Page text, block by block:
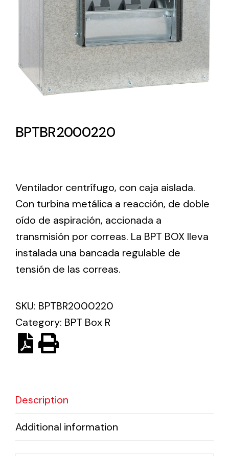
Lighting and Electrical
Equipment
Complete solutions in lighting and electrical
material for each project and need
ventilación industriales
Ventilation
different uses
Variedad de soluciones solares para todo tipo
BPTBR2000220
Ventilador centrífugo, con caja aislada.
Con turbina metálica a reacción, de doble
oído de aspiración, accionada a
transmisión por correas. La BPT BOX lleva
instalada una bancada regulable de
tensión de las correas.
SKU: BPTBR2000220
Category: BPT Box R
Description
Additional information